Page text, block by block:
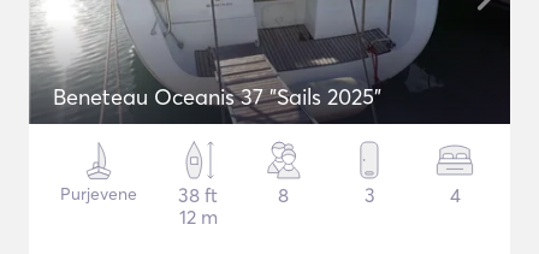
Beneteau Oceanis 37 "Sails 2025"
Purjevene
38 ft
12 m
8 3 4